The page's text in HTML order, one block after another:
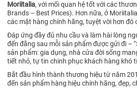
Moriitalia, với mối quan hệ tốt với các
Brands – Best Prices). Hơn nữa, ở
các mặt hàng chính hãng, tuyệt vời hơn
Đáp ứng đầy đủ nhu cầu và làm hài lòng
đến đằng sau mỗi sản phẩm được gửi đi –
sản phẩm: gia dụng, nhà cửa đời sống
tiết nhỏ, tự tin chinh phục khách hàng khó
Bắt đầu hình thành thương hiệu từ năm
đến sản phẩm hàng hiệu chính hãng, đẹp,